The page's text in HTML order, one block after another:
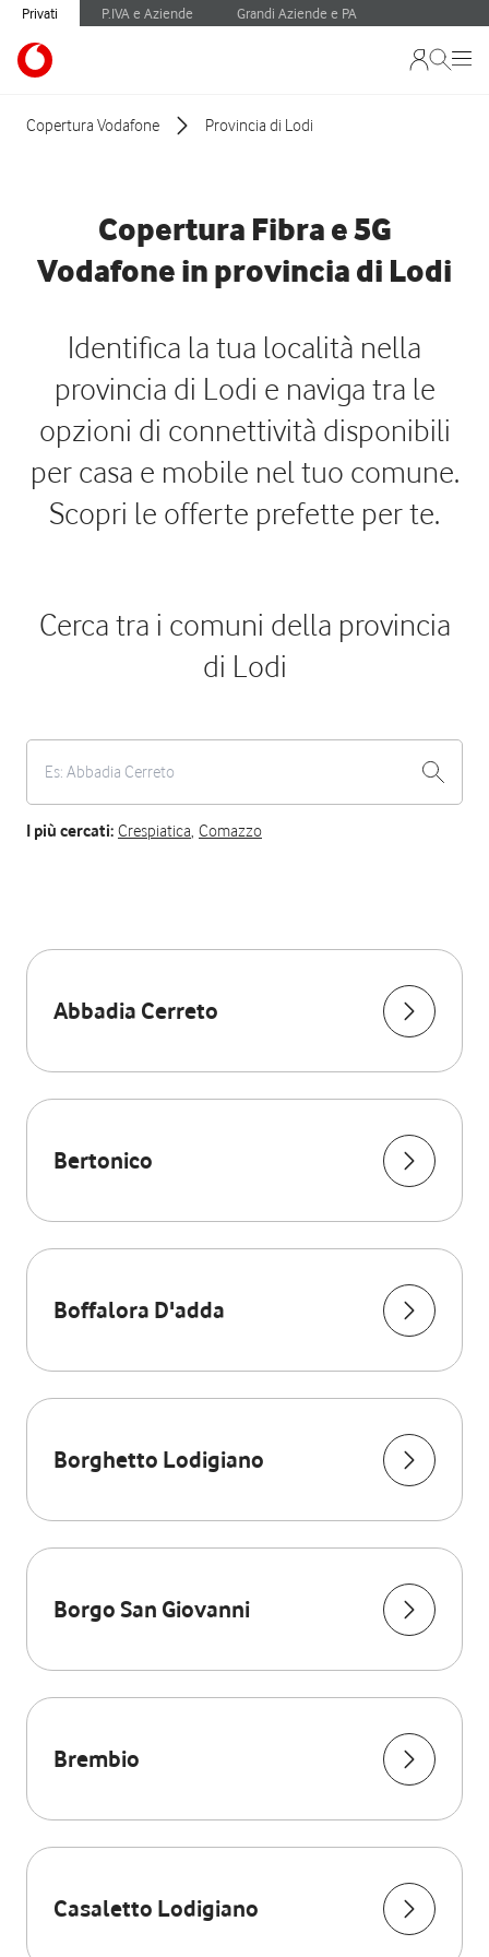
Privati P.IVA e Aziende Grandi Aziende e PA
Copertura Vodafone Provincia di Lodi
Copertura Fibra e 5G
Vodafone in provincia di Lodi
Identifica la tua località nella
provincia di Lodi e naviga tra le
opzioni di connettività disponibili
per casa e mobile nel tuo comune.
Scopri le offerte prefette per te.
Cerca tra i comuni della provincia
di Lodi
I più cercati: Crespiatica, Comazzo
Abbadia Cerreto
Bertonico
Boffalora D'adda
Borghetto Lodigiano
Borgo San Giovanni
Brembio
Casaletto Lodigiano